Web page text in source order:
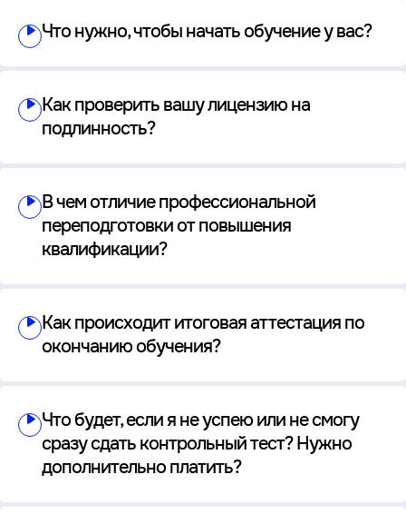
Что нужно, чтобы начать обучение у вас?
Как проверить вашу лицензию на
подлинность?
В чем отличие профессиональной
переподготовки от повышения
квалификации?
Как происходит итоговая аттестация по
окончанию обучения?
Что будет, если я не успею или не смогу
сразу сдать контрольный тест? Нужно
дополнительно платить?